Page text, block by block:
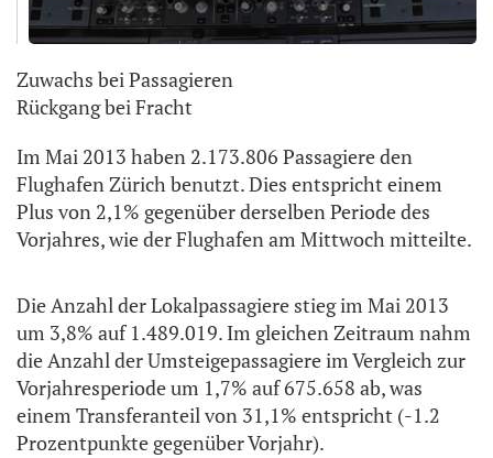
Zuwachs bei Passagieren
Rückgang bei Fracht
Im Mai 2013 haben 2.173.806 Passagiere den
Flughafen Zürich benutzt. Dies entspricht einem
Plus von 2,1% gegenüber derselben Periode des
Vorjahres, wie der Flughafen am Mittwoch mitteilte.
Die Anzahl der Lokalpassagiere stieg im Mai 2013
um 3,8% auf 1.489.019. Im gleichen Zeitraum nahm
die Anzahl der Umsteigepassagiere im Vergleich zur
Vorjahresperiode um 1,7% auf 675.658 ab, was
einem Transferanteil von 31,1% entspricht (-1.2
Prozentpunkte gegenüber Vorjahr).